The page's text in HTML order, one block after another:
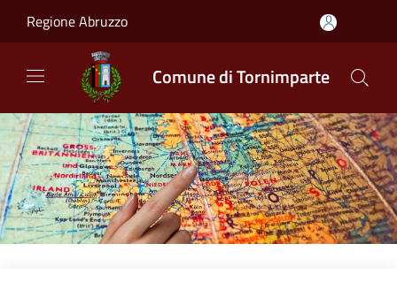
Regione Abruzzo
Comune di Tornimparte